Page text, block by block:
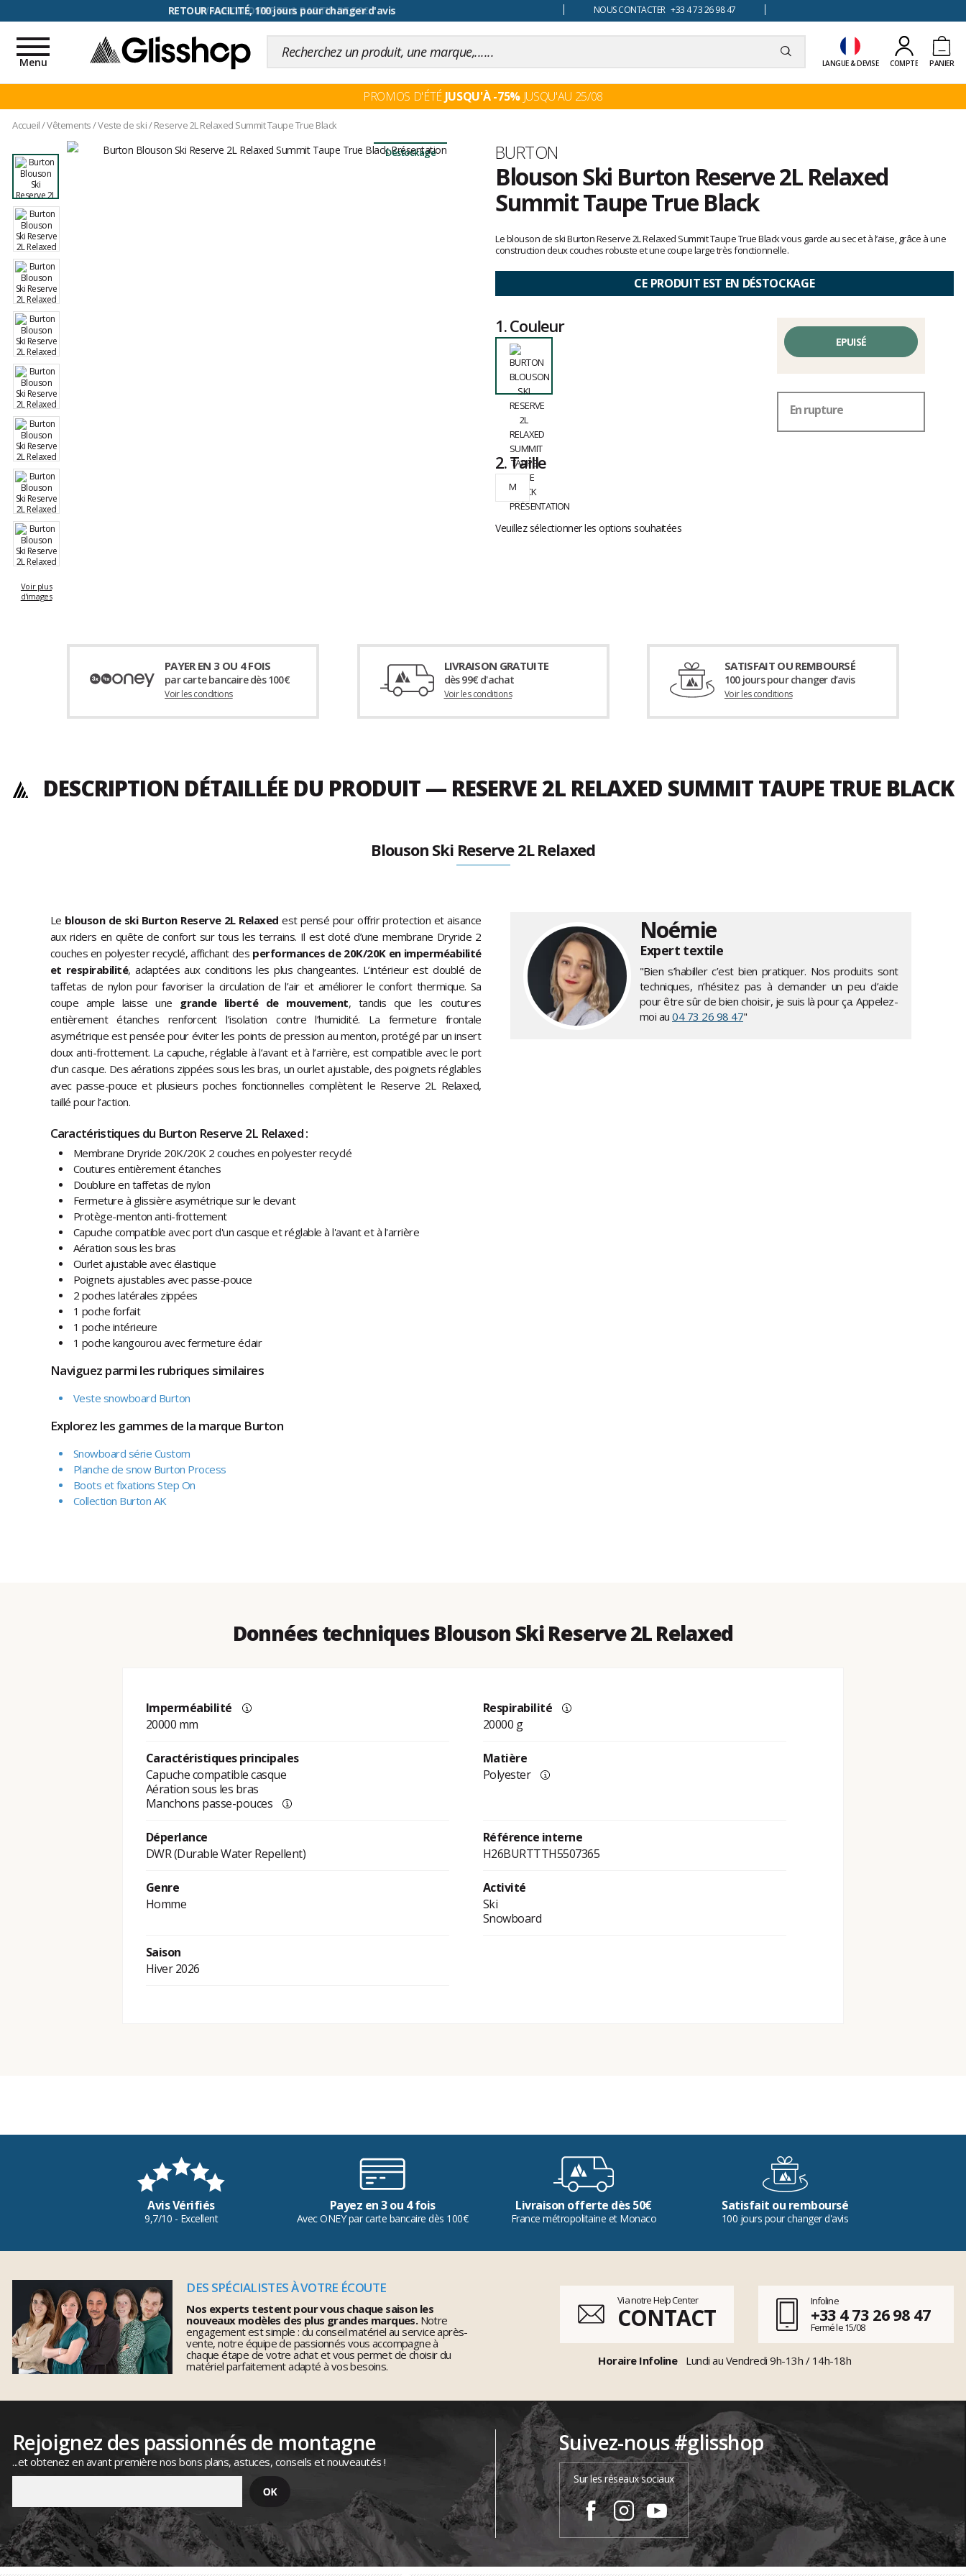
RETOUR FACILITÉ, 100 jours pour changer d'avis NOUS CONTACTER +33 4 73 26 98 47
LANGUE & DEVISE COMPTE PANIER
Toggle
navigation
Menu
PROMOS D'ÉTÉ JUSQU'À -75%JUSQU'AU 25/08
Accueil/Vêtements/Veste de ski/Reserve 2L Relaxed Summit Taupe True Black
Déstockage
Voir plus
d'images
Marque
BURTON
Blouson Ski Burton Reserve 2L Relaxed
Summit Taupe True Black
avis
clients
Le blouson de ski Burton Reserve 2L Relaxed Summit Taupe True Black vous garde au sec et à l’aise, grâce à une
construction deux couches robuste et une coupe large très fonctionnelle.
CE PRODUIT EST EN DÉSTOCKAGE
1.Couleur
2.Taille
M
Veuillez sélectionner les options souhaitées
EPUISÉ
En rupture
PAYER EN 3 OU 4 FOIS
par carte bancaire dès 100€
Voir les conditions
LIVRAISON GRATUITE
dès 99€ d'achat
Voir les conditions
SATISFAIT OU REMBOURSÉ
100 jours pour changer d’avis
Voir les conditions
DESCRIPTION DÉTAILLÉE DU PRODUIT — RESERVE 2L RELAXED SUMMIT TAUPE TRUE BLACK
Blouson Ski Reserve 2L Relaxed
Le blouson de ski Burton Reserve 2L Relaxed est pensé pour offrir protection et aisance
aux riders en quête de confort sur tous les terrains. Il est doté d’une membrane Dryride 2
couches en polyester recyclé, affichant des performances de 20K/20K en imperméabilité
et respirabilité, adaptées aux conditions les plus changeantes. L’intérieur est doublé de
taffetas de nylon pour favoriser la circulation de l’air et améliorer le confort thermique. Sa
coupe ample laisse une grande liberté de mouvement, tandis que les coutures
entièrement étanches renforcent l’isolation contre l’humidité. La fermeture frontale
asymétrique est pensée pour éviter les points de pression au menton, protégé par un insert
doux anti-frottement. La capuche, réglable à l’avant et à l’arrière, est compatible avec le port
d’un casque. Des aérations zippées sous les bras, un ourlet ajustable, des poignets réglables
avec passe-pouce et plusieurs poches fonctionnelles complètent le Reserve 2L Relaxed,
taillé pour l’action.
Caractéristiques du Burton Reserve 2L Relaxed :
Membrane Dryride 20K/20K 2 couches en polyester recyclé
Coutures entièrement étanches
Doublure en taffetas de nylon
Fermeture à glissière asymétrique sur le devant
Protège-menton anti-frottement
Capuche compatible avec port d'un casque et réglable à l'avant et à l'arrière
Aération sous les bras
Ourlet ajustable avec élastique
Poignets ajustables avec passe-pouce
2 poches latérales zippées
1 poche forfait
1 poche intérieure
1 poche kangourou avec fermeture éclair
Naviguez parmi les rubriques similaires
Veste snowboard Burton
Explorez les gammes de la marque Burton
Snowboard série Custom
Planche de snow Burton Process
Boots et fixations Step On
Collection Burton AK
Noémie
Expert textile
"Bien s’habiller c’est bien pratiquer. Nos produits sont
techniques, n’hésitez pas à demander un peu d’aide
pour être sûr de bien choisir, je suis là pour ça. Appelez-
moi au 04 73 26 98 47"
Données techniques Blouson Ski Reserve 2L Relaxed
Imperméabilité
20000 mm
Respirabilité
20000 g
Caractéristiques principales
Capuche compatible casque
Aération sous les bras
Manchons passe-pouces
Matière
Polyester
Déperlance
DWR (Durable Water Repellent)
Référence interne
H26BURTTTH5507365
Genre
Homme
Activité
Ski
Snowboard
Saison
Hiver 2026
Avis Vérifiés
9,7/10 - Excellent
Payez en 3 ou 4 fois
Avec ONEY par carte bancaire dès 100€
Livraison offerte dès 50€
France métropolitaine et Monaco
Satisfait ou remboursé
100 jours pour changer d'avis
DES SPÉCIALISTES À VOTRE ÉCOUTE
Nos experts testent pour vous chaque saison les
nouveaux modèles des plus grandes marques.Notre
engagement est simple : du conseil matériel au service après-
vente, notre équipe de passionnés vous accompagne à
chaque étape de votre achat et vous permet de choisir du
matériel parfaitement adapté à vos besoins.
Via notre Help Center
CONTACT
Infoline
+33 4 73 26 98 47
Fermé le 15/08
Horaire Infoline Lundi au Vendredi 9h-13h / 14h-18h
Rejoignez des passionnés de montagne
...et obtenez en avant première nos bons plans, astuces, conseils et nouveautés !
Suivez-nous #glisshop
Sur les réseaux sociaux